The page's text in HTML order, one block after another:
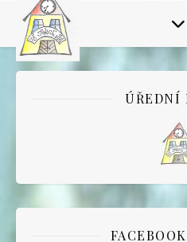
ÚŘEDNÍ